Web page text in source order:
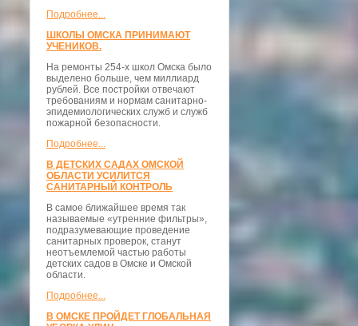
Подробнее...
ШКОЛЫ ОМСКА ПРИНИМАЮТ
УЧЕНИКОВ.
На ремонты 254-х школ Омска было
выделено больше, чем миллиард
рублей. Все постройки отвечают
требованиям и нормам санитарно-
эпидемиологических служб и служб
пожарной безопасности.
Подробнее...
В ДЕТСКИХ САДАХ ОМСКОЙ
ОБЛАСТИ УСИЛИТСЯ
САНИТАРНЫЙ КОНТРОЛЬ
В самое ближайшее время так
называемые «утренние фильтры»,
подразумевающие проведение
санитарных проверок, станут
неотъемлемой частью работы
детских садов в Омске и Омской
области.
Подробнее...
В ОМСКЕ ПРОЙДЕТ ГЛОБАЛЬНАЯ